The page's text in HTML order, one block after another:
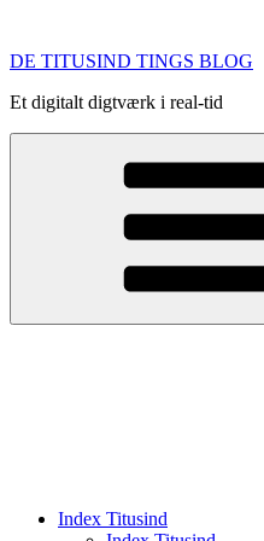
indhold
DE TITUSIND TINGS BLOG
Et digitalt digtværk i real-tid
Index Titusind